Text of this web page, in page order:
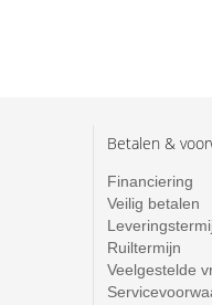
Betalen &
Financiering
Veilig betalen
Ruiltermijn
Veelgestelde